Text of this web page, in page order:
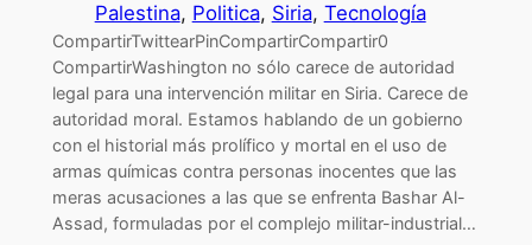
Palestina, Politica, Siria, Tecnología
CompartirTwittearPinCompartirCompartir0
CompartirWashington no sólo carece de autoridad
legal para una intervención militar en Siria. Carece de
autoridad moral. Estamos hablando de un gobierno
con el historial más prolífico y mortal en el uso de
armas químicas contra personas inocentes que las
meras acusaciones a las que se enfrenta Bashar Al-
Assad, formuladas por el complejo militar-industrial…